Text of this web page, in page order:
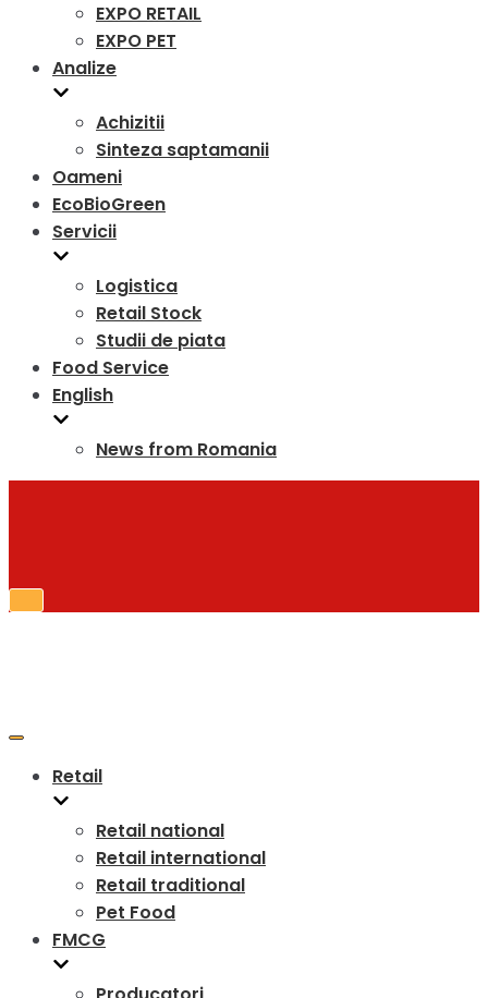
EXPO RETAIL
EXPO PET
Analize
Achizitii
Sinteza saptamanii
Oameni
EcoBioGreen
Servicii
Logistica
Retail Stock
Studii de piata
Food Service
English
News from Romania
Toggle
Toggle
Retail
Retail national
Retail international
Retail traditional
Pet Food
FMCG